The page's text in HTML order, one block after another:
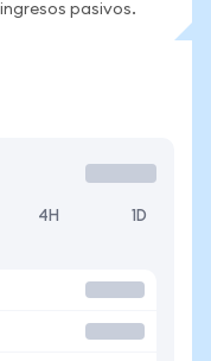
pasivos.
4H 1D